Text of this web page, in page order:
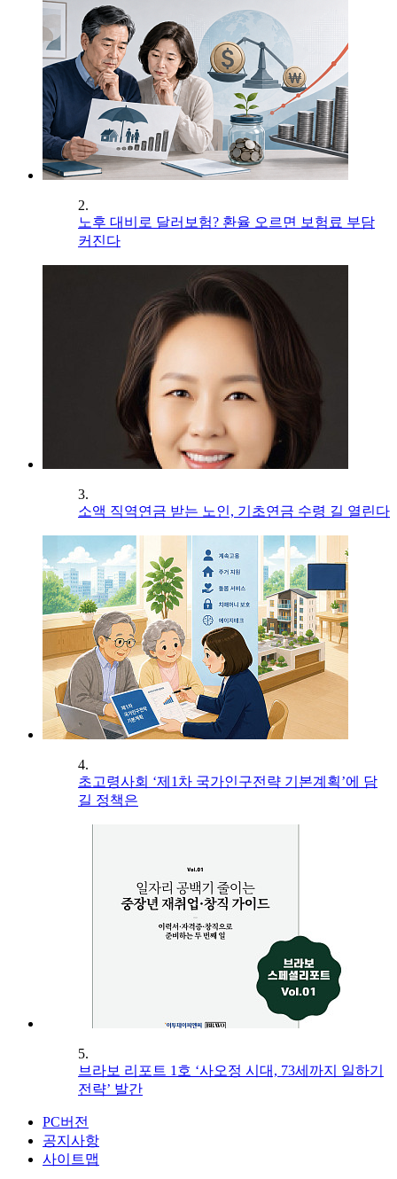
2.
노후 대비로 달러보험? 환율 오르면 보험료 부담
커진다
3.
소액 직역연금 받는 노인, 기초연금 수령 길 열린다
4.
초고령사회 ‘제1차 국가인구전략 기본계획’에 담
길 정책은
5.
브라보 리포트 1호 ‘사오정 시대, 73세까지 일하기
전략’ 발간
PC버전
공지사항
사이트맵